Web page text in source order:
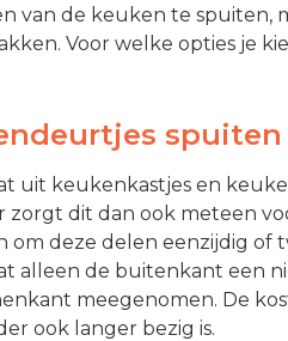
van de keuken te spuiten,
Voor welke opties je
spuiten
uit keukenkastjes en
zorgt dit dan ook meteen
om deze delen eenzijdig of
alleen de buitenkant een
meegenomen. De
ook langer bezig is.